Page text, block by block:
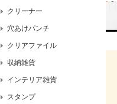
クリーナー
穴あけパンチ
クリアファイル
収納雑貨
インテリア雑貨
スタンプ